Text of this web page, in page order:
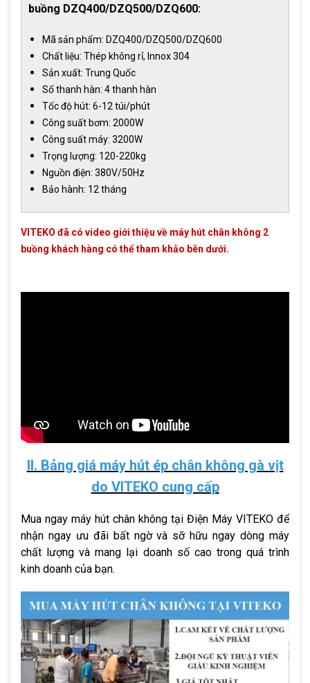
buồng DZQ400/DZQ500/DZQ600:
Mã sản phẩm: DZQ400/DZQ500/DZQ600
Chất liệu: Thép không rỉ, Innox 304
Sản xuất: Trung Quốc
Số thanh hàn: 4 thanh hàn
Tốc độ hút: 6-12 túi/phút
Công suất bơm: 2000W
Công suất máy: 3200W
Trọng lượng: 120-220kg
Nguồn điện: 380V/50Hz
Bảo hành: 12 tháng
VITEKO đã có video giới thiệu về máy hút chân không 2
buồng khách hàng có thể tham khảo bên dưới.
II. Bảng giá máy hút ép chân không gà vịt
do VITEKO cung cấp
Mua ngay máy hút chân không tại Điện Máy VITEKO để
nhận ngay ưu đãi bất ngờ và sỡ hữu ngay dòng máy
chất lượng và mang lại doanh số cao trong quá trình
kinh doanh của bạn.